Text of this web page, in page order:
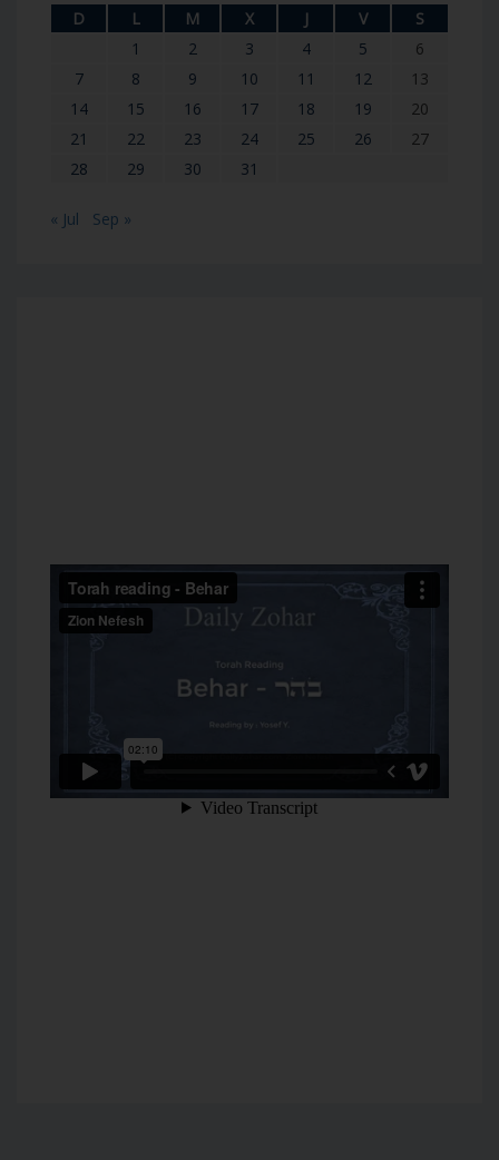
D L M X J V
S
1
2 3 4 5
6
7
8 9 10 11 12
13
14
15 16 17 18 19
20
21
22 23 24 25 26
27
28
29 30 31
« Jul Sep »